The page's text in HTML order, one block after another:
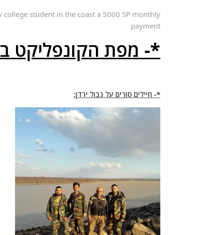
student in the coast a 5000 SP monthly
payment
*- מפת הקונפליקט
*- חיילים סורים על גבול ירדן: